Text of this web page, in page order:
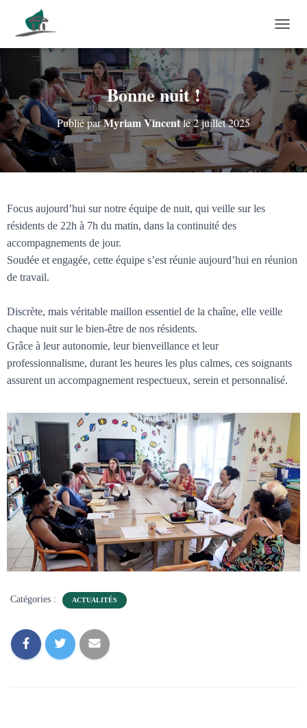
Bonne nuit !
Publié parMyriam Vincentle2 juillet 2025
Focus aujourd’hui sur notre équipe de nuit, qui veille sur les
résidents de 22h à 7h du matin, dans la continuité des
accompagnements de jour.
Soudée et engagée, cette équipe s’est réunie aujourd’hui en réunion
de travail.
Discrète, mais véritable maillon essentiel de la chaîne, elle veille
chaque nuit sur le bien-être de nos résidents.
Grâce à leur autonomie, leur bienveillance et leur
professionnalisme, durant les heures les plus calmes, ces soignants
assurent un accompagnement respectueux, serein et personnalisé.
Catégories : ACTUALITÉS